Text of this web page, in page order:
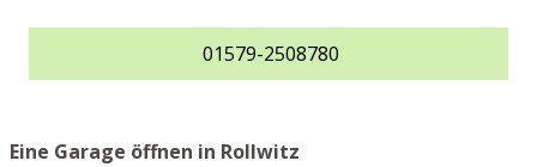
01579-2508780
Eine Garage öffnen in Rollwitz